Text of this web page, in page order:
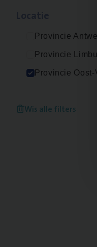
Provincie
Provincie
Provincie Oost-
Wis alle filters